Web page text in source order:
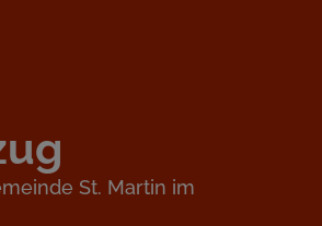
St. Martin im